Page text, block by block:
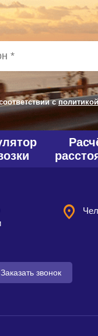
сполитикой
Заказать звонок